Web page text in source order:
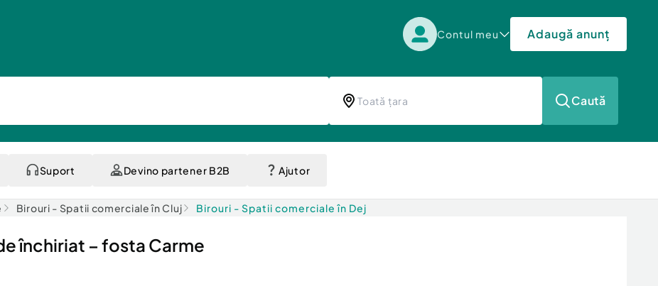
Contul meu Adaugă anunț
Caută
Suport Devino partener B2B Ajutor
Birouri - Spatii comerciale în Cluj Birouri - Spatii comerciale în Dej
închiriat – fosta Carme